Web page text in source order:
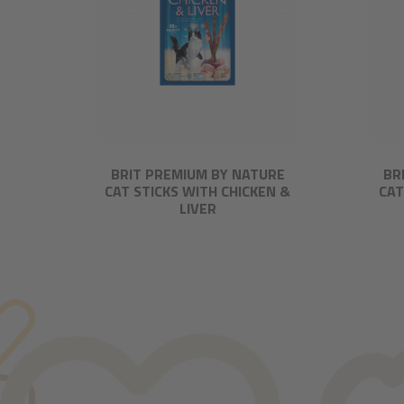
BRIT PREMIUM BY NATURE
CAT STICKS WITH CHICKEN &
LIVER